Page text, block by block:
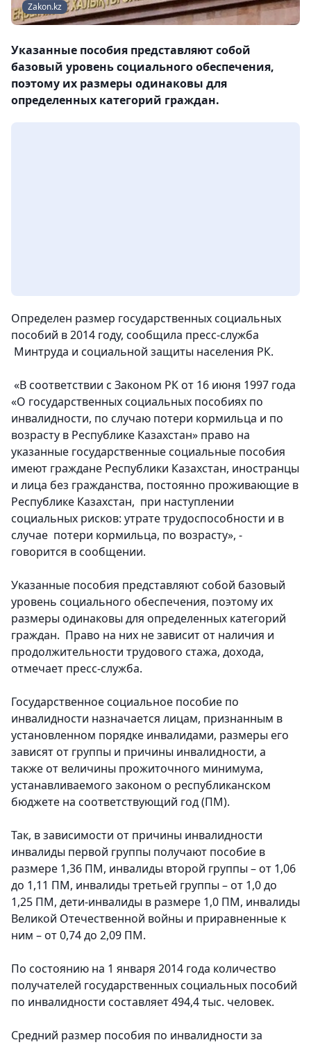
Zakon.kz
Указанные пособия представляют собой
базовый уровень социального обеспечения,
поэтому их размеры одинаковы для
определенных категорий граждан.
Определен размер государственных социальных
пособий в 2014 году, сообщила пресс-служба
Минтруда и социальной защиты населения РК.
«В соответствии с Законом РК от 16 июня 1997 года
«О государственных социальных пособиях по
инвалидности, по случаю потери кормильца и по
возрасту в Республике Казахстан» право на
указанные государственные социальные пособия
имеют граждане Республики Казахстан, иностранцы
и лица без гражданства, постоянно проживающие в
Республике Казахстан, при наступлении
социальных рисков: утрате трудоспособности и в
случае потери кормильца, по возрасту», -
говорится в сообщении.
Указанные пособия представляют собой базовый
уровень социального обеспечения, поэтому их
размеры одинаковы для определенных категорий
граждан. Право на них не зависит от наличия и
продолжительности трудового стажа, дохода,
отмечает пресс-служба.
Государственное социальное пособие по
инвалидности назначается лицам, признанным в
установленном порядке инвалидами, размеры его
зависят от группы и причины инвалидности, а
также от величины прожиточного минимума,
устанавливаемого законом о республиканском
бюджете на соответствующий год (ПМ).
Так, в зависимости от причины инвалидности
инвалиды первой группы получают пособие в
размере 1,36 ПМ, инвалиды второй группы – от 1,06
до 1,11 ПМ, инвалиды третьей группы – от 1,0 до
1,25 ПМ, дети-инвалиды в размере 1,0 ПМ, инвалиды
Великой Отечественной войны и приравненные к
ним – от 0,74 до 2,09 ПМ.
По состоянию на 1 января 2014 года количество
получателей государственных социальных пособий
по инвалидности составляет 494,4 тыс. человек.
Средний размер пособия по инвалидности за